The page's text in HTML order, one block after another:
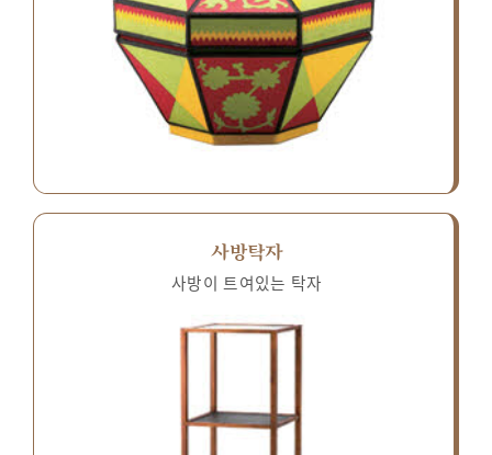
사방탁자
사방이 트여있는 탁자